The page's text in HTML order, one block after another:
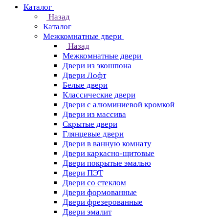
Каталог
Назад
Каталог
Межкомнатные двери
Назад
Межкомнатные двери
Двери из экошпона
Двери Лофт
Белые двери
Классические двери
Двери с алюминиевой кромкой
Двери из массива
Скрытые двери
Глянцевые двери
Двери в ванную комнату
Двери каркасно-щитовые
Двери покрытые эмалью
Двери ПЭТ
Двери со стеклом
Двери формованные
Двери фрезерованные
Двери эмалит